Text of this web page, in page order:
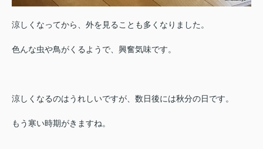
涼しくなってから、外を見ることも多くなりました。
色んな虫や鳥がくるようで、興奮気味です。
涼しくなるのはうれしいですが、数日後には秋分の日です。
もう寒い時期がきますね。